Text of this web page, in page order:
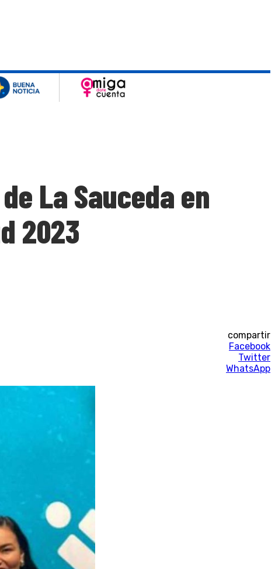
La Sauceda en
2023
compartir
Facebook
Twitter
WhatsApp